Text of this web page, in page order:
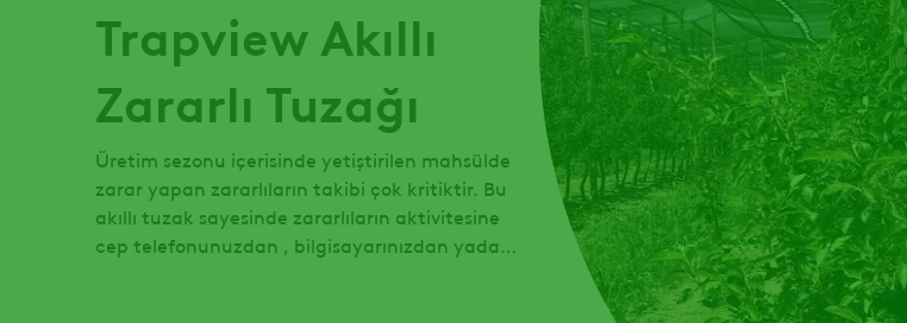
Trapview Akıllı
Zararlı Tuzağı
Üretim sezonu içerisinde yetiştirilen mahsülde
zarar yapan zararlıların takibi çok kritiktir. Bu
akıllı tuzak sayesinde zararlıların aktivitesine
cep telefonunuzdan , bilgisayarınızdan yada